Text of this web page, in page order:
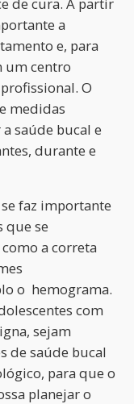
a
e, para
um centro
O
medidas
saúde bucal e
durante e
faz importante
que se
a correta
o hemograma.
com
sejam
de saúde bucal
para que o
planejar o